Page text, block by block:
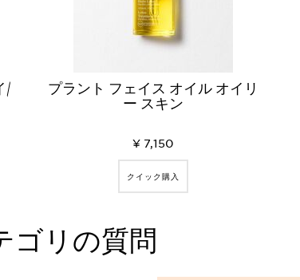
/ プラント フェイス オイル オイリ
ー スキン
¥ 7,150
クイック購入
ゴリの質問